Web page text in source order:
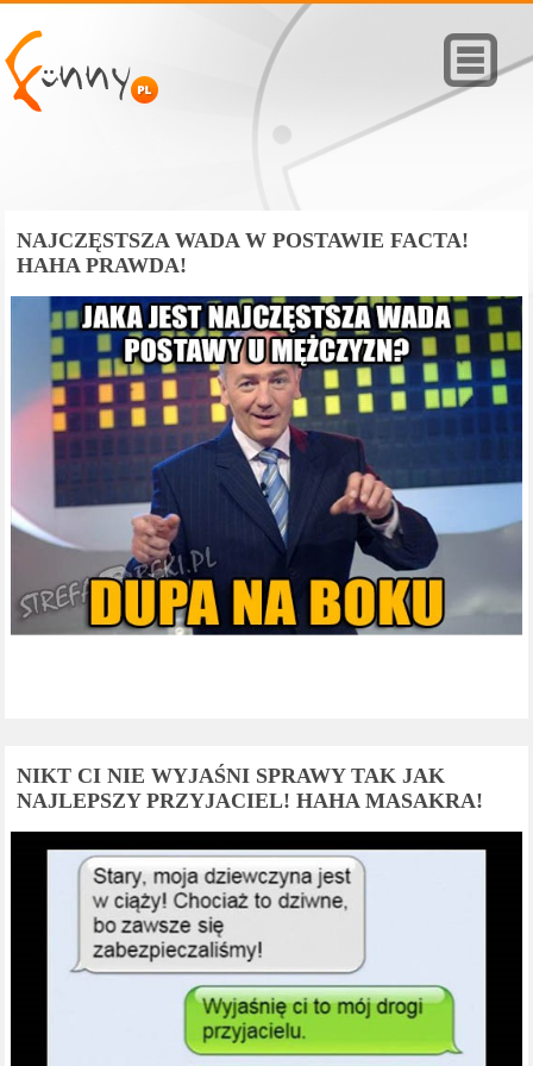
NAJCZĘSTSZA WADA W POSTAWIE FACTA!
HAHA PRAWDA!
NIKT CI NIE WYJAŚNI SPRAWY TAK JAK
NAJLEPSZY PRZYJACIEL! HAHA MASAKRA!